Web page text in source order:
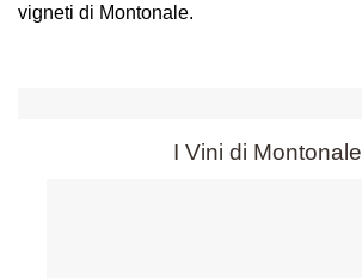
vigneti di Montonale.
I Vini di Montonale